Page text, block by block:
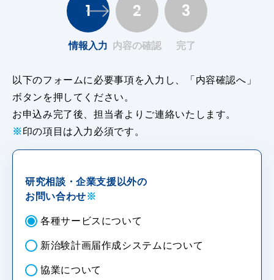
1
情報入力
2
内容の確認
3
完了
以下のフォームに必要事項を入力し、「内容確認へ」
ボタンを押してください。
お申込み完了後、担当者よりご連絡いたします。
※印の項目は入力必須です。
研究相談・企業支援以外の
お問い合わせ※
各種サービスについて
新治験計画届作成システムについて
協業について